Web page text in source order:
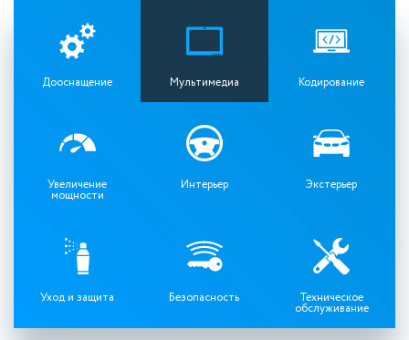
Дооснащение Мультимедиа Кодирование
Увеличение
мощности
Интерьер Экстерьер
Уход и защита Безопасность Техническое
обслуживание